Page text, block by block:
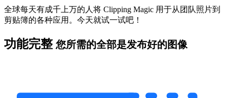
全球每天有成千上万的人将 Clipping Magic 用于从团队照片到
剪贴簿的各种应用。今天就试一试吧！
功能完整 您所需的全部是发布好的图像